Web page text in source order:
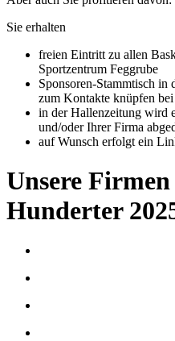
Sie erhalten
freien Eintritt zu allen
Sportzentrum Feggrube
Sponsoren-Stammtisch in
zum Kontakte knüpfen
in der Hallenzeitung wird
und/oder Ihrer Firma
auf Wunsch erfolgt ein
Unsere
Hunderter